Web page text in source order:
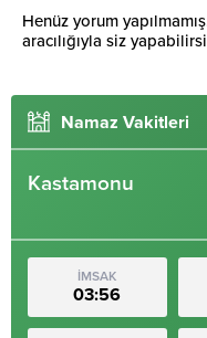
Henüz yorum
aracılığıyla siz
Namaz Vakitleri
Kastamonu
İMSAK
03:56